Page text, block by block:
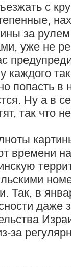
с
за
уже не
каждого
попасть в
Ну а в
так что
времени
Так, в
даже
за